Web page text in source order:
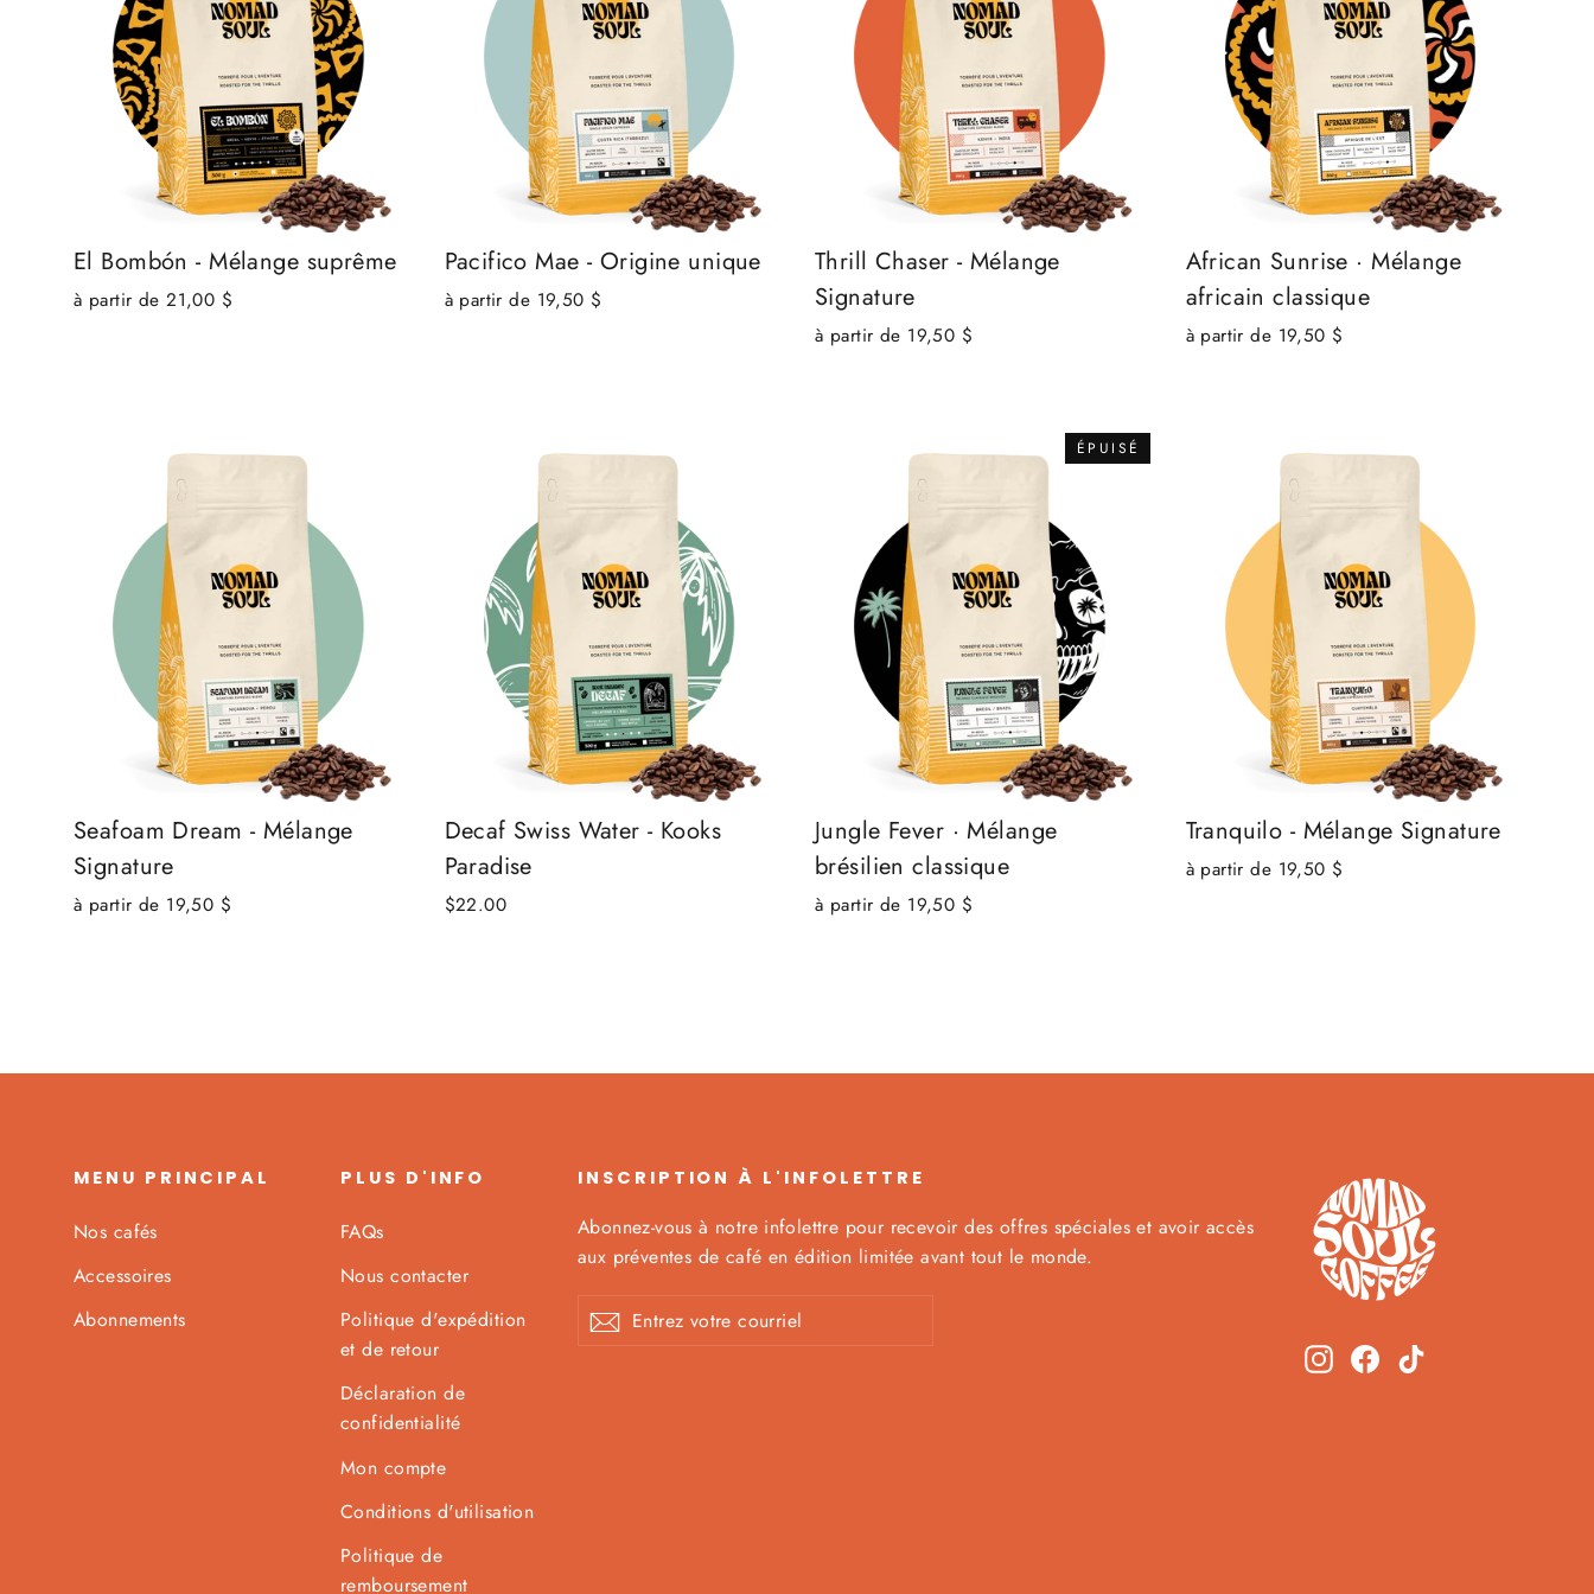
El Bombón - Mélange suprême
à partir de 21,00 $
Pacifico Mae - Origine unique
à partir de 19,50 $
Thrill Chaser - Mélange
Signature
à partir de 19,50 $
African Sunrise · Mélange
africain classique
à partir de 19,50 $
Seafoam Dream - Mélange
Signature
à partir de 19,50 $
Decaf Swiss Water - Kooks
Paradise
$22.00
ÉPUISÉ
Jungle Fever · Mélange
brésilien classique
à partir de 19,50 $
Tranquilo - Mélange Signature
à partir de 19,50 $
MENU PRINCIPAL
Nos cafés
Accessoires
Abonnements
PLUS D'INFO
FAQs
Nous contacter
Politique d'expédition
et de retour
Déclaration de
confidentialité
Mon compte
Conditions d'utilisation
Politique de
remboursement
INSCRIPTION À L'INFOLETTRE
Abonnez-vous à notre infolettre pour recevoir des offres spéciales et avoir accès
aux préventes de café en édition limitée avant tout le monde.
Entrez
votre
S'abonner
à
Instagram
Facebook